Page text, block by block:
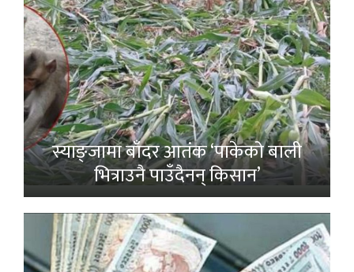
स्याङ्जामा बाँदर आतंक ‘पाकेको बाली
भित्राउनै पाउँदैनन् किसान’